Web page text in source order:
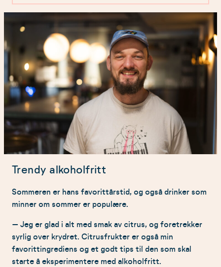
gjæringsprosess, hvor karbohydrater som sukker
og stivelse brytes langsomt ned, og organiske
syrer, som melkesyre, produseres samtidig.
Trendy alkoholfritt
Sommeren er hans favorittårstid, og også drinker som
minner om sommer er populære.
– Jeg er glad i alt med smak av citrus, og foretrekker
syrlig over krydret. Citrusfrukter er også min
favorittingrediens og et godt tips til den som skal
starte å eksperimentere med alkoholfritt.